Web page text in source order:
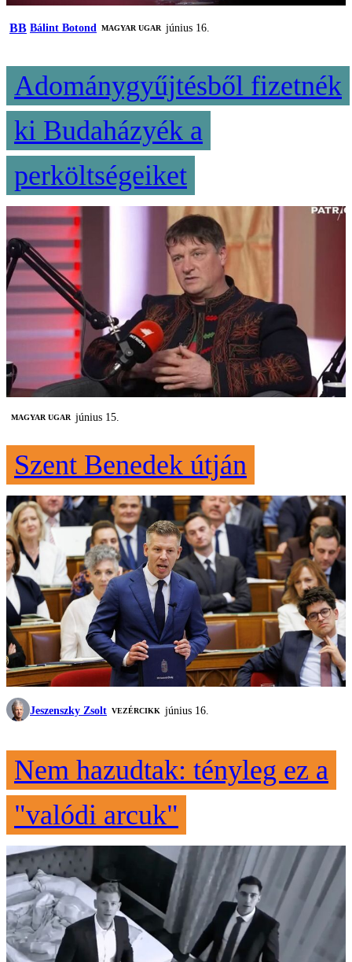
BB Bálint Botond MAGYAR UGAR június 16.
Adománygyűjtésből fizetnék
ki Budaházyék a
perköltségeiket
MAGYAR UGAR június 15.
Szent Benedek útján
Jeszenszky Zsolt VEZÉRCIKK június 16.
Nem hazudtak: tényleg ez a
"valódi arcuk"